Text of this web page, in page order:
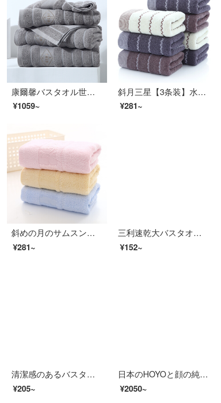
康爾馨バスタオル世茂ヒルトンは五星ホテルの大タオル男女通用バスタオル純綿吸水紳士灰150*80 cmに授権しました。
¥1059~
斜月三星【3条装】水紋の純綿タオルメーカー直営家庭用大人用フェイスタオル、強力吸水超柔らかい肌35*75 cm 3枚に水紋タオル
¥281~
斜めの月のサムスンの3条は竹の繊維のタオルを詰めて厚いことをプラスして、柔らかい肌のタオルの多花型のオプションの竹の繊維のタオルの3条が詰めます。
¥281~
三利速乾大バスタオルA類柔らかい吸水カバーストラップ風呂タオル70*140 cmカレー色
¥152~
清潔感のあるバスタオル男性純綿成人男女家庭用吸水速乾軟らかい新疆長綿包巾ホテル大浴タオルW 0599浅粉（A類標準/柔らかくて厚い/強い吸水）
¥205~
日本のHOYOと顔の純綿の浴の長さのモデルの男女の家庭用吸水速乾綿のカップルのタイプの浴衣の本の白いSコードは身長の155-170 cmに適します。
¥2050~